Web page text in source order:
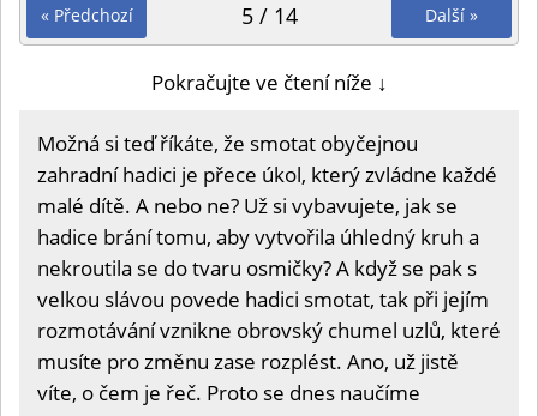
« Předchozí Další »
5 / 14
Pokračujte ve čtení níže ↓
Možná si teď říkáte, že smotat obyčejnou
zahradní hadici je přece úkol, který zvládne každé
malé dítě. A nebo ne? Už si vybavujete, jak se
hadice brání tomu, aby vytvořila úhledný kruh a
nekroutila se do tvaru osmičky? A když se pak s
velkou slávou povede hadici smotat, tak při jejím
rozmotávání vznikne obrovský chumel uzlů, které
musíte pro změnu zase rozplést. Ano, už jistě
víte, o čem je řeč. Proto se dnes naučíme